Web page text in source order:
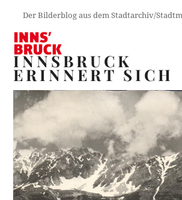
Der Bilderblog aus dem Stadtarchiv/
INNSBRUCK
ERINNERT SICH